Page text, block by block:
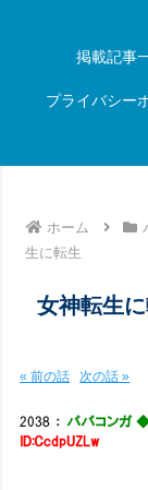
掲載記事
プライバシー
ホーム
生に転生
女神転生
« 前の話 次の話 »
2038 ： ババコンガ
ID:CcdpUZLw